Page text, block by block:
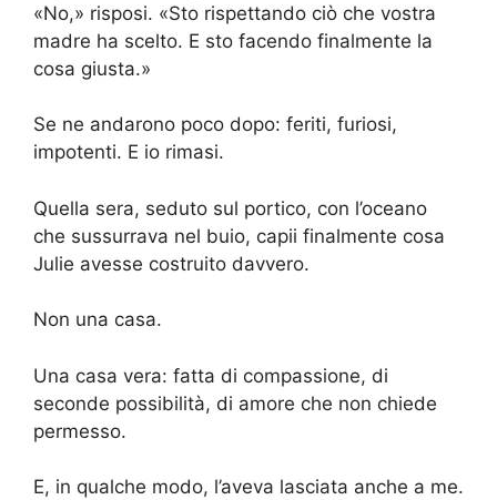
«No,» risposi. «Sto rispettando ciò che vostra
madre ha scelto. E sto facendo finalmente la
cosa giusta.»
Se ne andarono poco dopo: feriti, furiosi,
impotenti. E io rimasi.
Quella sera, seduto sul portico, con l’oceano
che sussurrava nel buio, capii finalmente cosa
Julie avesse costruito davvero.
Non una casa.
Una casa vera: fatta di compassione, di
seconde possibilità, di amore che non chiede
permesso.
E, in qualche modo, l’aveva lasciata anche a me.